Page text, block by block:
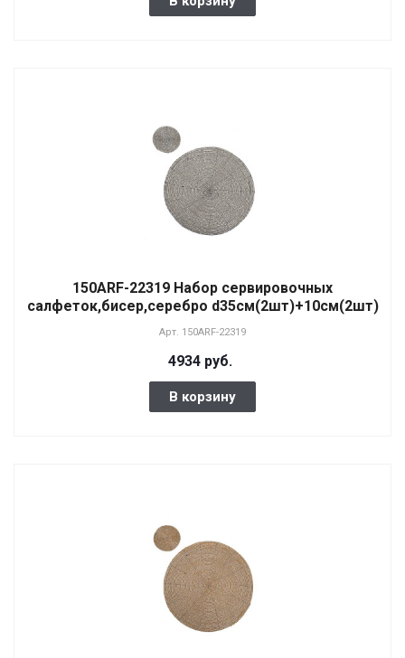
150ARF-22319 Набор сервировочных
салфеток,бисер,серебро d35см(2шт)+10см(2шт)
Арт. 150ARF-22319
4934 руб.
В корзину